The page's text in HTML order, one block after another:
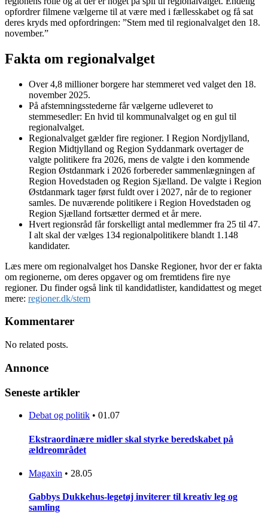
opfordrer filmene vælgerne til at være med i fællesskabet og få sat
deres kryds med opfordringen: ”Stem med til regionalvalget den 18.
november.”
Fakta om regionalvalget
Over 4,8 millioner borgere har stemmeret ved valget den 18.
november 2025.
På afstemningsstederne får vælgerne udleveret to
stemmesedler: En hvid til kommunalvalget og en gul til
regionalvalget.
Regionalvalget gælder fire regioner. I Region Nordjylland,
Region Midtjylland og Region Syddanmark overtager de
valgte politikere fra 2026, mens de valgte i den kommende
Region Østdanmark i 2026 forbereder sammenlægningen af
Region Hovedstaden og Region Sjælland. De valgte i Region
Østdanmark tager først fuldt over i 2027, når de to regioner
samles. De nuværende politikere i Region Hovedstaden og
Region Sjælland fortsætter dermed et år mere.
Hvert regionsråd får forskelligt antal medlemmer fra 25 til 47.
I alt skal der vælges 134 regionalpolitikere blandt 1.148
kandidater.
Læs mere om regionalvalget hos Danske Regioner, hvor der er fakta
om regionerne, om deres opgaver og om fremtidens fire nye
regioner. Du finder også link til kandidatlister, kandidattest og meget
mere: regioner.dk/stem
Kommentarer
No related posts.
Annonce
Seneste artikler
Debat og politik • 01.07
Ekstraordinære midler skal styrke beredskabet på
ældreområdet
Magaxin • 28.05
Gabbys Dukkehus-legetøj inviterer til kreativ leg og
samling